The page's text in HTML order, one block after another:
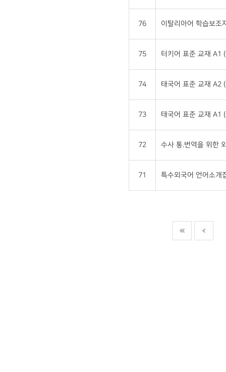
76 이탈리아어 학습보조
75 터키어 표준 교재 A1
74 태국어 표준 교재 A2
73 태국어 표준 교재 A1
72 수사 통.번역을 위한
71 특수외국어 언어소개